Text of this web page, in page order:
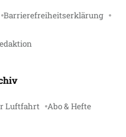
Barrierefreiheitserklärung
Luftfahrt Abo & Hefte